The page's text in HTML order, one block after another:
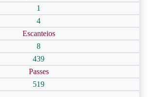
1
4
Escanteios
8
439
Passes
519